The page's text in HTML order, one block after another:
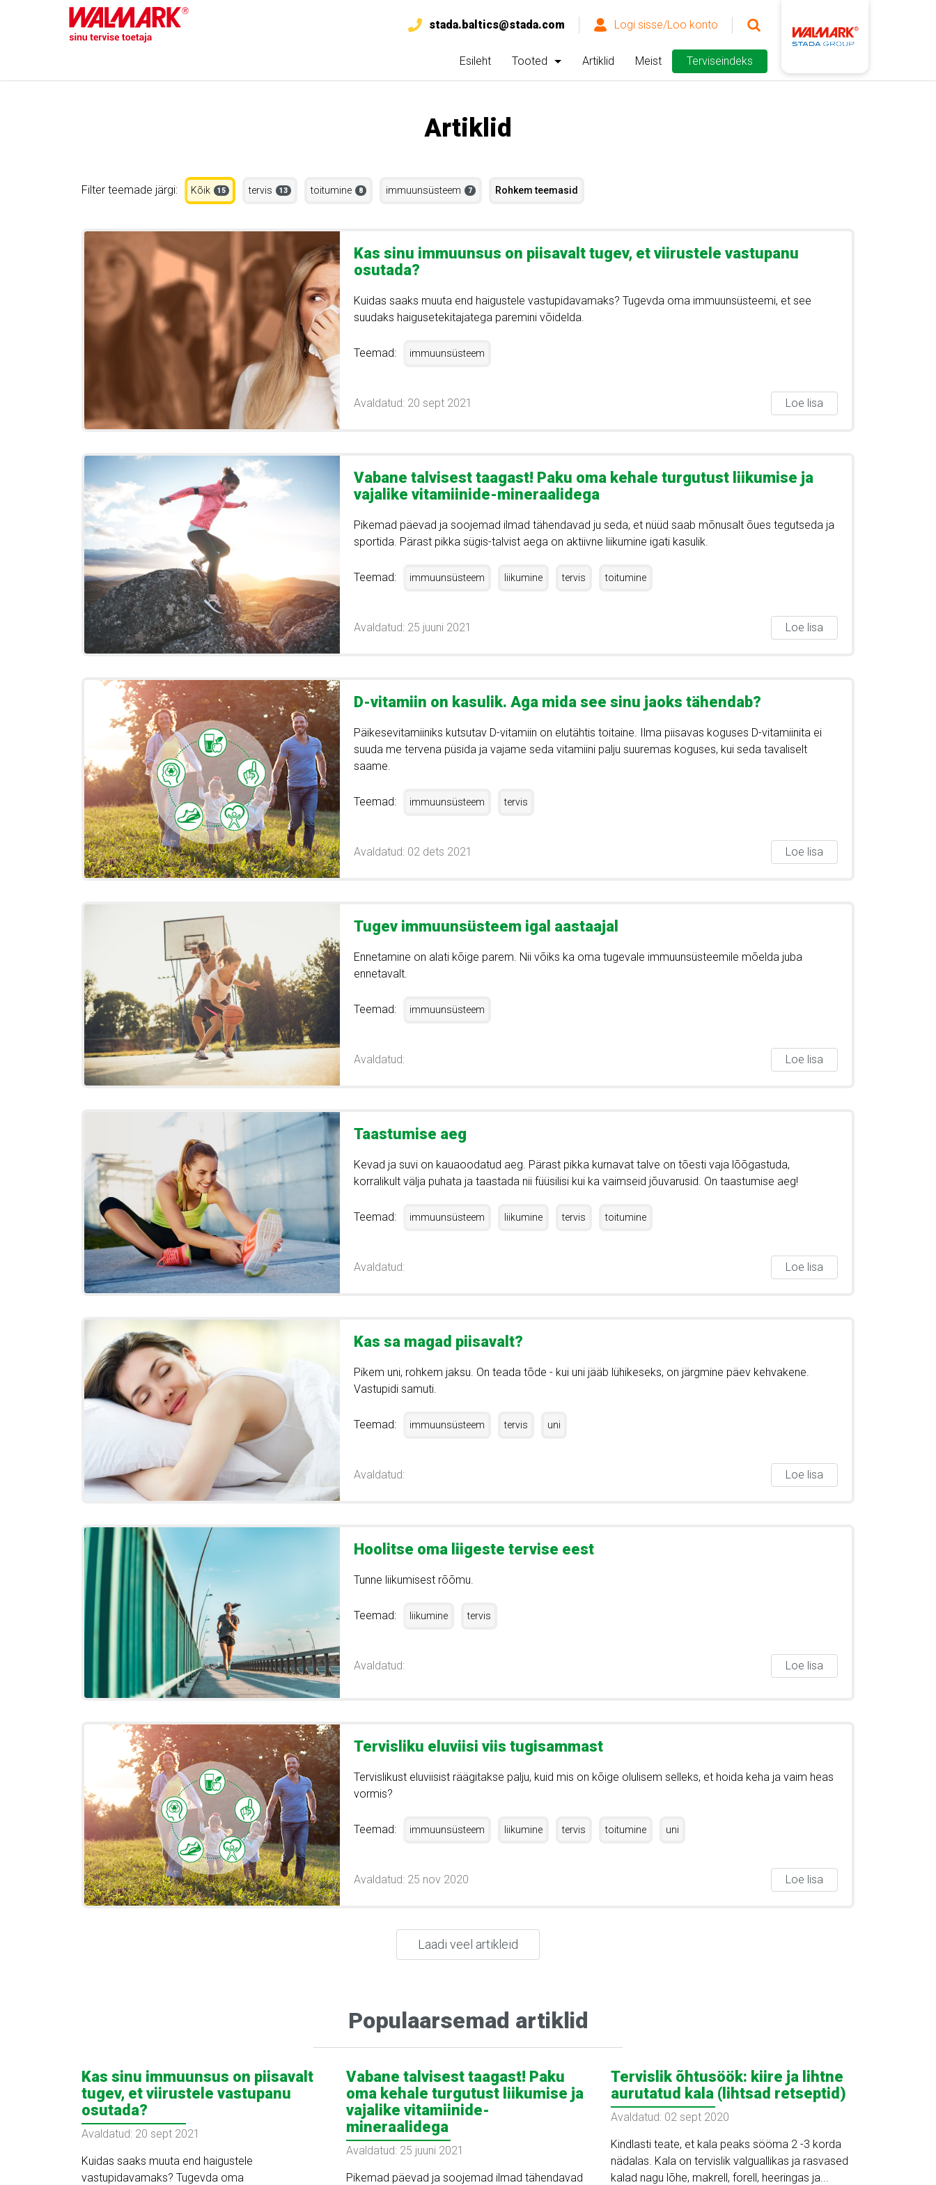
stada.baltics@stada.com Logi sisse/Loo konto
Esileht Tooted Artiklid Meist Terviseindeks
Artiklid
Filter teemade järgi: Kõik 15 tervis 13 toitumine 8 immuunsüsteem 7 Rohkem teemasid
Kas sinu immuunsus on piisavalt tugev, et viirustele vastupanu
osutada?
Kuidas saaks muuta end haigustele vastupidavamaks? Tugevda oma immuunsüsteemi, et see
suudaks haigusetekitajatega paremini võidelda.
Teemad: immuunsüsteem
Avaldatud: 20 sept 2021 Loe lisa
Vabane talvisest taagast! Paku oma kehale turgutust liikumise ja
vajalike vitamiinide-mineraalidega
Pikemad päevad ja soojemad ilmad tähendavad ju seda, et nüüd saab mõnusalt õues tegutseda ja
sportida. Pärast pikka sügis-talvist aega on aktiivne liikumine igati kasulik.
Teemad: immuunsüsteem liikumine tervis toitumine
Avaldatud: 25 juuni 2021 Loe lisa
D-vitamiin on kasulik. Aga mida see sinu jaoks tähendab?
Päikesevitamiiniks kutsutav D-vitamiin on elutähtis toitaine. Ilma piisavas koguses D-vitamiinita ei
suuda me tervena püsida ja vajame seda vitamiini palju suuremas koguses, kui seda tavaliselt
saame.
Teemad: immuunsüsteem tervis
Avaldatud: 02 dets 2021 Loe lisa
Tugev immuunsüsteem igal aastaajal
Ennetamine on alati kõige parem. Nii võiks ka oma tugevale immuunsüsteemile mõelda juba
ennetavalt.
Teemad: immuunsüsteem
Avaldatud: Loe lisa
Taastumise aeg
Kevad ja suvi on kauaoodatud aeg. Pärast pikka kurnavat talve on tõesti vaja lõõgastuda,
korralikult välja puhata ja taastada nii füüsilisi kui ka vaimseid jõuvarusid. On taastumise aeg!
Teemad: immuunsüsteem liikumine tervis toitumine
Avaldatud: Loe lisa
Kas sa magad piisavalt?
Pikem uni, rohkem jaksu. On teada tõde - kui uni jääb lühikeseks, on järgmine päev kehvakene.
Vastupidi samuti.
Teemad: immuunsüsteem tervis uni
Avaldatud: Loe lisa
Hoolitse oma liigeste tervise eest
Tunne liikumisest rõõmu.
Teemad: liikumine tervis
Avaldatud: Loe lisa
Tervisliku eluviisi viis tugisammast
Tervislikust eluviisist räägitakse palju, kuid mis on kõige olulisem selleks, et hoida keha ja vaim heas
vormis?
Teemad: immuunsüsteem liikumine tervis toitumine uni
Avaldatud: 25 nov 2020 Loe lisa
Laadi veel artikleid
Populaarsemad artiklid
Kas sinu immuunsus on piisavalt
tugev, et viirustele vastupanu
osutada?
Avaldatud: 20 sept 2021
Kuidas saaks muuta end haigustele
vastupidavamaks? Tugevda oma
Vabane talvisest taagast! Paku
oma kehale turgutust liikumise ja
vajalike vitamiinide-
mineraalidega
Avaldatud: 25 juuni 2021
Pikemad päevad ja soojemad ilmad tähendavad
Tervislik õhtusöök: kiire ja lihtne
aurutatud kala (lihtsad retseptid)
Avaldatud: 02 sept 2020
Kindlasti teate, et kala peaks sööma 2 -3 korda
nädalas. Kala on tervislik valguallikas ja rasvased
kalad nagu lõhe, makrell, forell, heeringas ja...